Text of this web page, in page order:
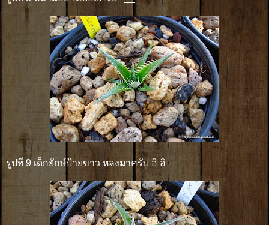
รูปที่ 9 เด็กยักษ์ป้ายขาว หลงมาครับ อิ อิ